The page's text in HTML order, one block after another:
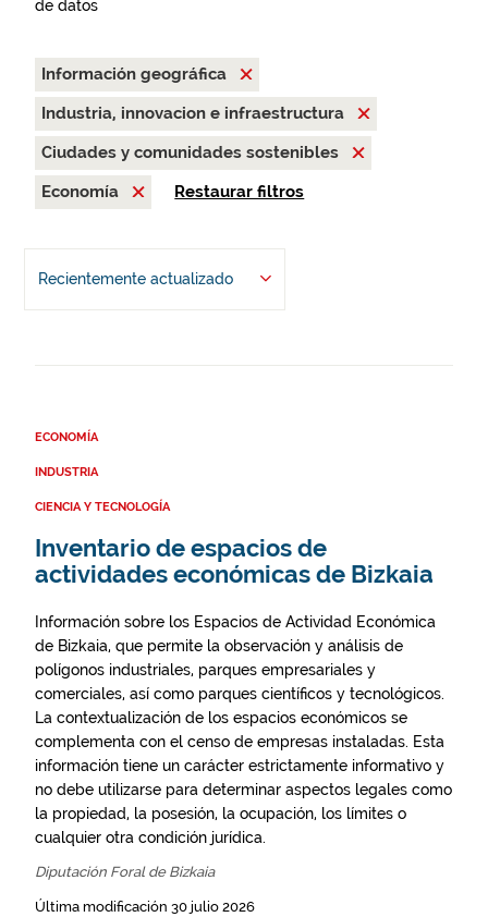
de datos
Información geográfica
Industria, innovacion e infraestructura
Ciudades y comunidades sostenibles
Economía
Restaurar filtros
Recientemente actualizado
ECONOMÍA
INDUSTRIA
CIENCIA Y TECNOLOGÍA
Inventario de espacios de
actividades económicas de Bizkaia
Información sobre los Espacios de Actividad Económica
de Bizkaia, que permite la observación y análisis de
polígonos industriales, parques empresariales y
comerciales, así como parques científicos y tecnológicos.
La contextualización de los espacios económicos se
complementa con el censo de empresas instaladas. Esta
información tiene un carácter estrictamente informativo y
no debe utilizarse para determinar aspectos legales como
la propiedad, la posesión, la ocupación, los límites o
cualquier otra condición jurídica.
Diputación Foral de Bizkaia
Última modificación 30 julio 2026